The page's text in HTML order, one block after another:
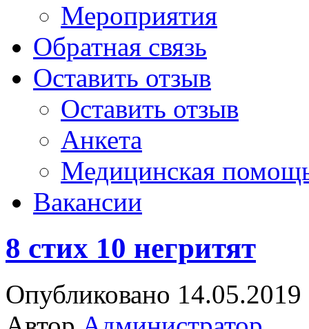
Мероприятия
Обратная связь
Оставить отзыв
Оставить отзыв
Анкета
Медицинская
Вакансии
8 стих 10 негритят
Опубликовано 14.05.2019